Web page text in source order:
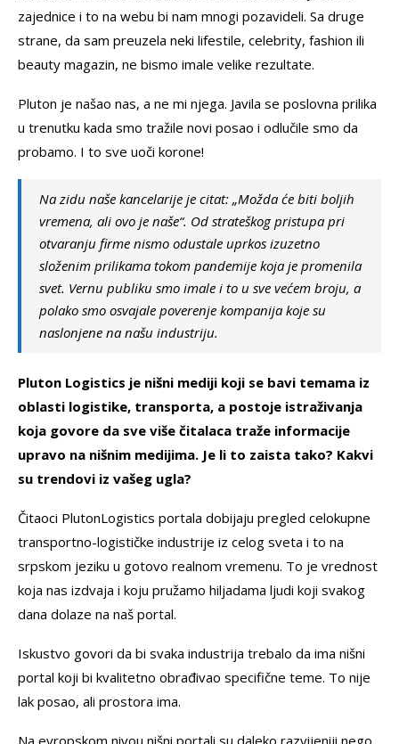
zajednice i to na webu bi nam mnogi pozavideli. Sa druge
strane, da sam preuzela neki lifestile, celebrity, fashion ili
beauty magazin, ne bismo imale velike rezultate.
Pluton je našao nas, a ne mi njega. Javila se poslovna prilika
u trenutku kada smo tražile novi posao i odlučile smo da
probamo. I to sve uoči korone!
Na zidu naše kancelarije je citat: „Možda će biti boljih
vremena, ali ovo je naše“. Od strateškog pristupa pri
otvaranju firme nismo odustale uprkos izuzetno
složenim prilikama tokom pandemije koja je promenila
svet. Vernu publiku smo imale i to u sve većem broju, a
polako smo osvajale poverenje kompanija koje su
naslonjene na našu industriju.
Pluton Logistics je nišni mediji koji se bavi temama iz
oblasti logistike, transporta, a postoje istraživanja
koja govore da sve više čitalaca traže informacije
upravo na nišnim medijima. Je li to zaista tako? Kakvi
su trendovi iz vašeg ugla?
Čitaoci PlutonLogistics portala dobijaju pregled celokupne
transportno-logističke industrije iz celog sveta i to na
srpskom jeziku u gotovo realnom vremenu. To je vrednost
koja nas izdvaja i koju pružamo hiljadama ljudi koji svakog
dana dolaze na naš portal.
Iskustvo govori da bi svaka industrija trebalo da ima nišni
portal koji bi kvalitetno obrađivao specifične teme. To nije
lak posao, ali prostora ima.